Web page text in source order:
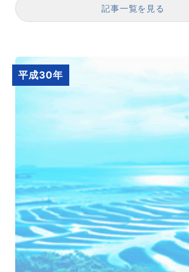
記事一覧を見る
平成30年